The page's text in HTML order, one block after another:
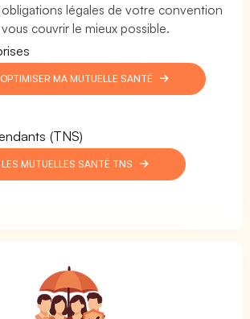
légales de votre convention
couvrir le mieux possible.
MA MUTUELLE SANTÉ
(TNS)
MUTUELLES SANTÉ TNS